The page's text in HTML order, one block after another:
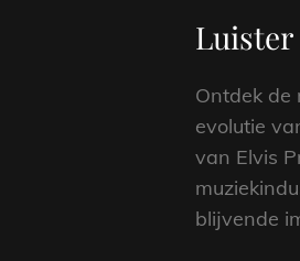
Luister
Ontdek de
evolutie
van Elvis
blijvende